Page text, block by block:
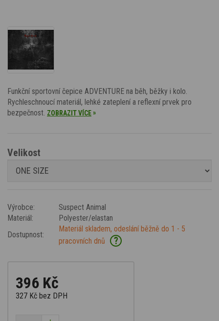
Funkční sportovní čepice ADVENTURE na běh, běžky i kolo.
Rychleschnoucí materiál, lehké zateplení a reflexní prvek pro
bezpečnost. ZOBRAZIT VÍCE»
Velikost
Výrobce:
Suspect Animal
Materiál:
Polyester/elastan
Dostupnost:
Materiál skladem, odeslání běžně do 1 - 5
pracovních dnů
?
396 Kč
327 Kč bez DPH